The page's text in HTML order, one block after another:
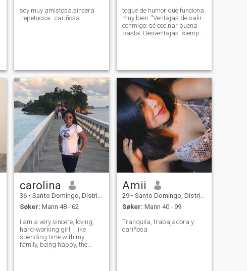
soy muy amistosa.sincera
.repetuosa ..cariñosa
toque de humor que funciona
muy bien. "Ventajas de salir
conmigo: sé cocinar buena
pasta. Desventajas: siempre
carolina
36 • Santo Domingo, Distrito Nacional, Den Dominikanske Rep.
Søker: Mann 48 - 62
I am a very sincere, loving,
hard-working girl, I like
spending time with my
family, being happy, the
Amii
29 • Santo Domingo, Distrito Nacional, Den Dominikanske Rep.
Søker: Mann 40 - 99
Tranquila, trabajadora y
cariñosa